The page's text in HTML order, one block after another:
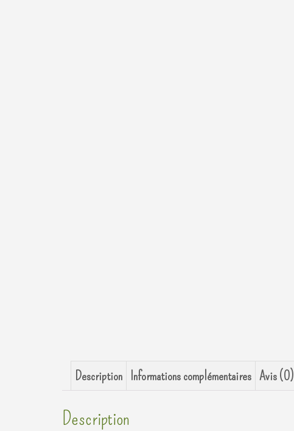
Description Informations complémentaires Avis (0)
Description